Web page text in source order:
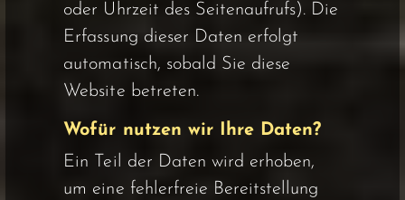
oder Uhrzeit des Seitenaufrufs). Die
Erfassung dieser Daten erfolgt
automatisch, sobald Sie diese
Website betreten.
Wofür nutzen wir Ihre Daten?
Ein Teil der Daten wird erhoben,
um eine fehlerfreie Bereitstellung